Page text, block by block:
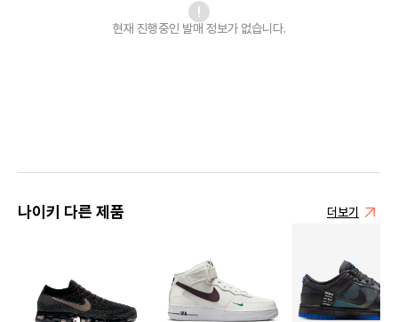
현재 진행중인 발매 정보가 없습니다.
나이키 다른 제품 더보기